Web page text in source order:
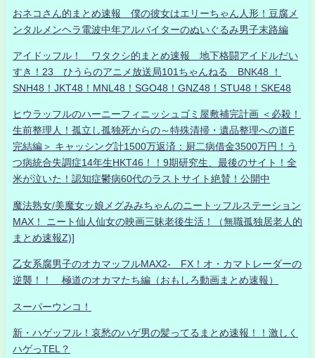
おネコさん的まとめ速報 僕の彼女はエリーちゃん人形！豆腐メ
ンタルメンヘラ電波中年アルバイターのぬいぐるみ男子末路編
アイドッフル！ ワタクシ的まとめ速報 地下格闘アイドルだい
すき！23 ひうらのアニメ放送局101ちゃんねる BNK48 ！
SNH48！JKT48！MNL48！SGO48！GNZ48！STU48！SKE48
ヒウラッフルのハーニーフィニッシュゴミ屋敷補完計画 ＜必殺！
生前整理人！孤立し孤独死からの～特殊清掃・遺品整理への道F
完結編＞ キャッシング計1500万返済：厨二病借金3500万円！う
つ病統合失調症14年生HKT46！！9期研究生、最後のサイト！全
米が泣いた！認知症鬱病60代のラストサイト絶賛！公開中
魔法熟女/美魔女ッ娘メグみみちゃんのニートッフルステーション
MAX！ ニート仙人仙女の映画三昧老後生活！（無職孤独居老人的
まとめ速報Z)]
乙女系腐男子のオカマッフルMAX2- FX！オ・カマトレーダーの
逆襲！！ 極道のオカマたち編（おもしろ動画まとめ速報）
スーパーウンコ！
新・ハゲッフル！哀愁のハゲ男の髪ってるまとめ速報！！激しく
ハゲっTEL？